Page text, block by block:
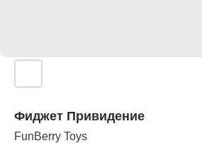
Фиджет Привидение
FunBerry Toys